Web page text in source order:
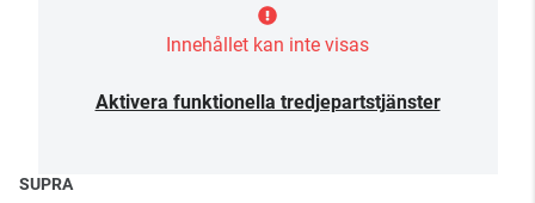
Innehållet kan inte visas
Aktivera funktionella tredjepartstjänster
SUPRA